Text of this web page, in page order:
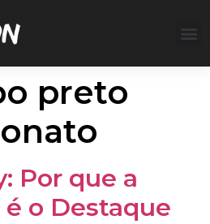
preto
Por que a
o Destaque